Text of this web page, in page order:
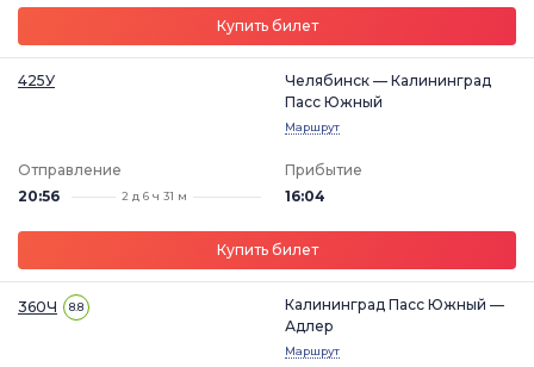
Купить билет
425У
Челябинск — Калининград
Пасс Южный
Маршрут
Отправление
20:56
2 д 6 ч 31 м
Прибытие
16:04
Купить билет
360Ч 8.8
Калининград Пасс Южный —
Адлер
Маршрут